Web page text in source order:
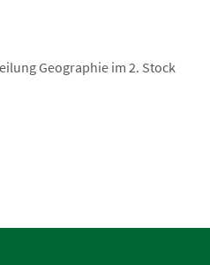
Geographie im 2. Stock